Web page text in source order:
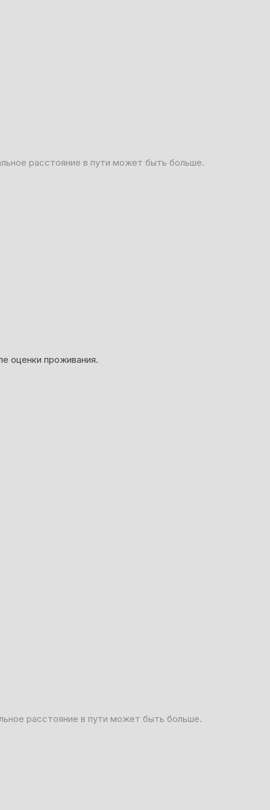
расстояние в пути может быть больше.
оценки проживания.
расстояние в пути может быть больше.